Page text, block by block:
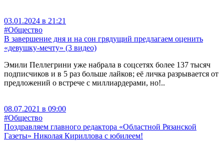
03.01.2024 в 21:21
#Общество
В завершение дня и на сон грядущий предлагаем оценить
«девушку-мечту» (3 видео)
Эмили Пеллегрини уже набрала в соцсетях более 137 тысяч
подписчиков и в 5 раз больше лайков; её личка разрывается от
предложений о встрече с миллиардерами, но!..
08.07.2021 в 09:00
#Общество
Поздравляем главного редактора «Областной Рязанской
Газеты» Николая Кириллова с юбилеем!